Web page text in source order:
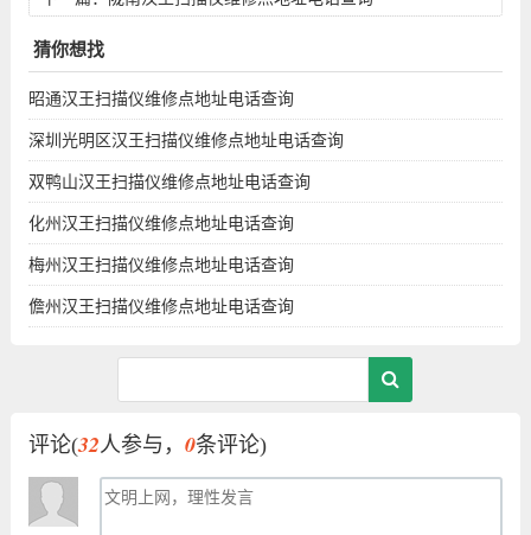
猜你想找
昭通汉王扫描仪维修点地址电话查询
深圳光明区汉王扫描仪维修点地址电话查询
双鸭山汉王扫描仪维修点地址电话查询
化州汉王扫描仪维修点地址电话查询
梅州汉王扫描仪维修点地址电话查询
儋州汉王扫描仪维修点地址电话查询
评论(32人参与， 0条评论)